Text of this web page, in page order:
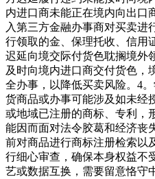
内进口商未能正在境内向出口
入第三方金融办事商对买卖进
行领取的金、保理托收、信用
迟延向境交际付货色耽搁境外
及时向境内进口商交付货色，
全办事，以降低买卖风险。4
货商品或办事可能涉及如未经
或地域已注册的商标、专利，
能因而面对法令胶葛和经济丧
前对商品进行商标注册检索以
行细心审查，确保本身权益不
艺或数据互换，需要留意恪守